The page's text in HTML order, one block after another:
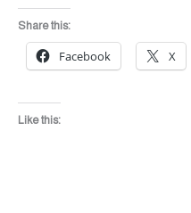
Share this:
Facebook X
Like this: